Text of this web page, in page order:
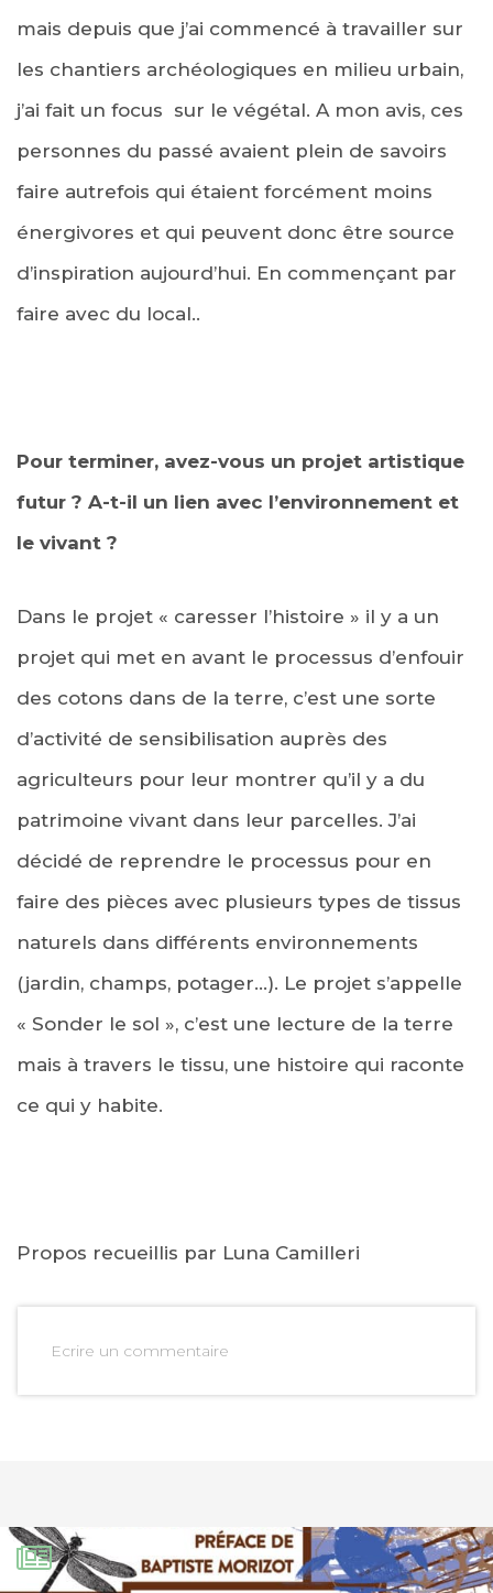
mais depuis que j’ai commencé à travailler sur
les chantiers archéologiques en milieu urbain,
j’ai fait un focus sur le végétal. A mon avis, ces
personnes du passé avaient plein de savoirs
faire autrefois qui étaient forcément moins
énergivores et qui peuvent donc être source
d’inspiration aujourd’hui. En commençant par
faire avec du local..
Pour terminer, avez-vous un projet artistique
futur ? A-t-il un lien avec l’environnement et
le vivant ?
Dans le projet « caresser l’histoire » il y a un
projet qui met en avant le processus d’enfouir
des cotons dans de la terre, c’est une sorte
d’activité de sensibilisation auprès des
agriculteurs pour leur montrer qu’il y a du
patrimoine vivant dans leur parcelles. J’ai
décidé de reprendre le processus pour en
faire des pièces avec plusieurs types de tissus
naturels dans différents environnements
(jardin, champs, potager…). Le projet s’appelle
« Sonder le sol », c’est une lecture de la terre
mais à travers le tissu, une histoire qui raconte
ce qui y habite.
Propos recueillis par Luna Camilleri
Ecrire un commentaire